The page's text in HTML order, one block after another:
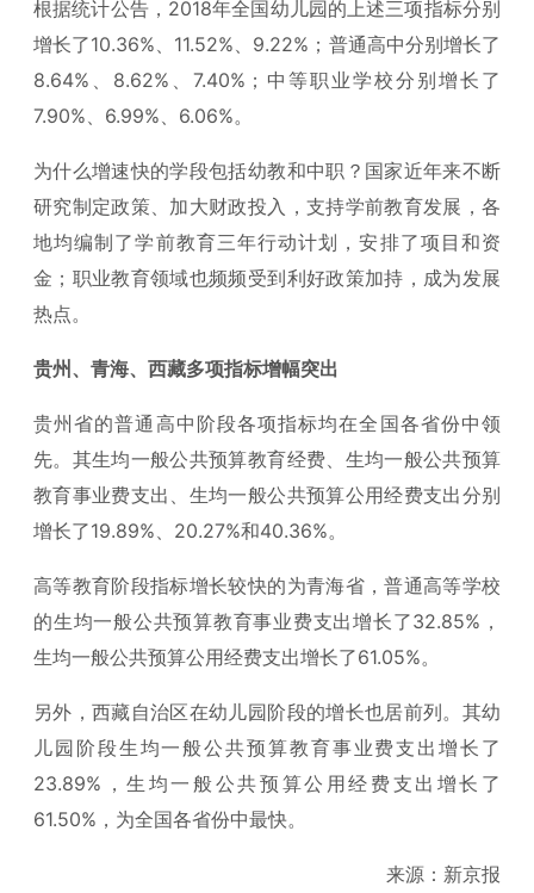
根据统计公告，2018年全国幼儿园的上述三项指标分别
增长了10.36%、11.52%、9.22%；普通高中分别增长了
8.64%、8.62%、7.40%；中等职业学校分别增长了
7.90%、6.99%、6.06%。
为什么增速快的学段包括幼教和中职？国家近年来不断
研究制定政策、加大财政投入，支持学前教育发展，各
地均编制了学前教育三年行动计划，安排了项目和资
金；职业教育领域也频频受到利好政策加持，成为发展
热点。
贵州、青海、西藏多项指标增幅突出
贵州省的普通高中阶段各项指标均在全国各省份中领
先。其生均一般公共预算教育经费、生均一般公共预算
教育事业费支出、生均一般公共预算公用经费支出分别
增长了19.89%、20.27%和40.36%。
高等教育阶段指标增长较快的为青海省，普通高等学校
的生均一般公共预算教育事业费支出增长了32.85%，
生均一般公共预算公用经费支出增长了61.05%。
另外，西藏自治区在幼儿园阶段的增长也居前列。其幼
儿园阶段生均一般公共预算教育事业费支出增长了
23.89%，生均一般公共预算公用经费支出增长了
61.50%，为全国各省份中最快。
来源：新京报